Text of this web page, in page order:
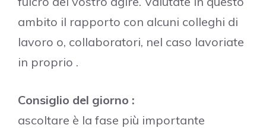
ambito il rapporto con alcuni colleghi di
lavoro o, collaboratori, nel caso lavoriate
in proprio .
Consiglio del giorno :
ascoltare è la fase più importante